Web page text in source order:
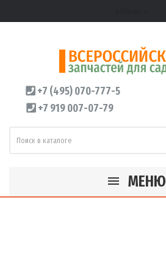
+7 (495) 070-777-5
+7 919 007-07-79
МЕНЮ